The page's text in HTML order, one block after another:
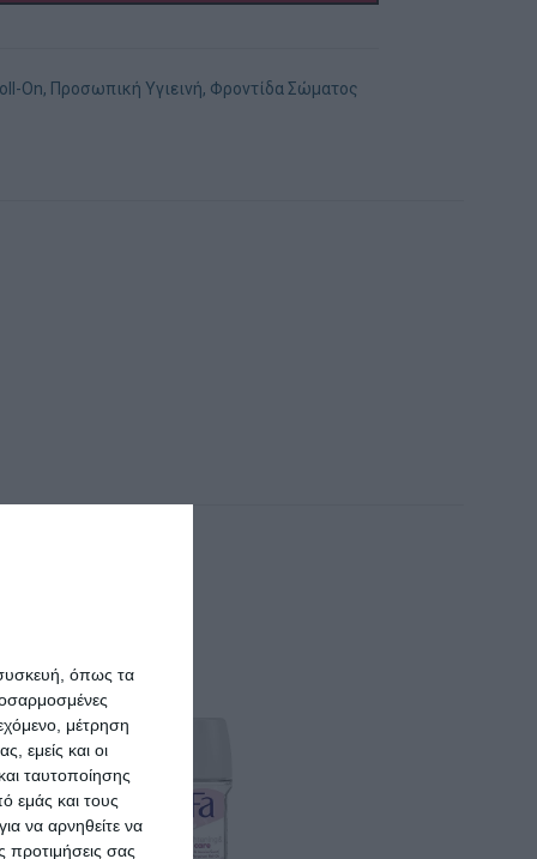
όπως τα
μέτρηση
εμείς και οι
ταυτοποίησης
εμάς και τους
να αρνηθείτε να
προτιμήσεις σας
On, Προσωπική Υγιεινή, Φροντίδα Σώματος